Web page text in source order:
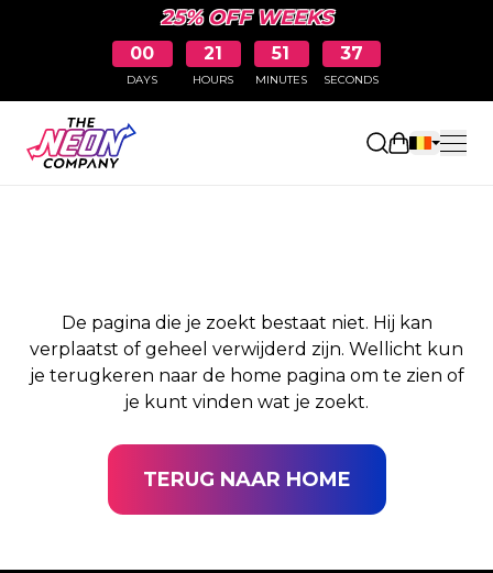
25% OFF WEEKS
00
DAYS
21
HOURS
51
MINUTES
37
SECONDS
PAGINA NIET
De pagina die je zoekt bestaat niet. Hij kan
verplaatst of geheel verwijderd zijn. Wellicht kun
je terugkeren naar de home pagina om te zien of
je kunt vinden wat je zoekt.
TERUG NAAR HOME